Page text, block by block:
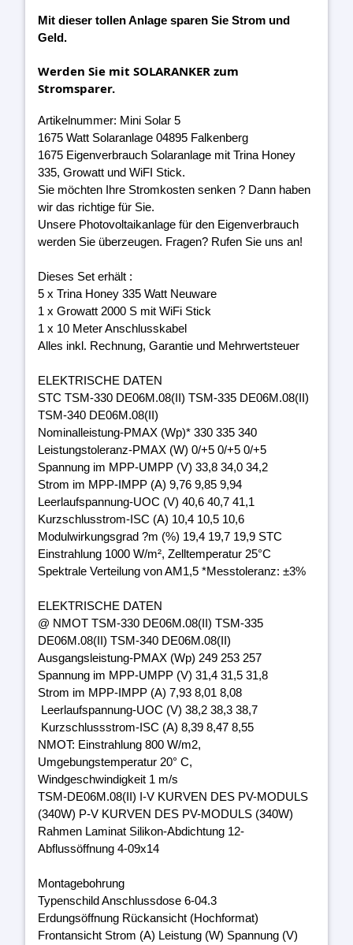
Mit dieser tollen Anlage sparen Sie Strom und
Geld.
Werden Sie mit SOLARANKER zum
Stromsparer.
Artikelnummer: Mini Solar 5
1675 Watt Solaranlage 04895 Falkenberg
1675 Eigenverbrauch Solaranlage mit Trina Honey
335, Growatt und WiFI Stick.
Sie möchten Ihre Stromkosten senken ? Dann haben
wir das richtige für Sie.
Unsere Photovoltaikanlage für den Eigenverbrauch
werden Sie überzeugen. Fragen? Rufen Sie uns an!
Dieses Set erhält :
5 x Trina Honey 335 Watt Neuware
1 x Growatt 2000 S mit WiFi Stick
1 x 10 Meter Anschlusskabel
Alles inkl. Rechnung, Garantie und Mehrwertsteuer
ELEKTRISCHE DATEN
STC TSM-330 DE06M.08(II) TSM-335 DE06M.08(II)
TSM-340 DE06M.08(II)
Nominalleistung-PMAX (Wp)* 330 335 340
Leistungstoleranz-PMAX (W) 0/+5 0/+5 0/+5
Spannung im MPP-UMPP (V) 33,8 34,0 34,2
Strom im MPP-IMPP (A) 9,76 9,85 9,94
Leerlaufspannung-UOC (V) 40,6 40,7 41,1
Kurzschlusstrom-ISC (A) 10,4 10,5 10,6
Modulwirkungsgrad ?m (%) 19,4 19,7 19,9 STC
Einstrahlung 1000 W/m², Zelltemperatur 25°C
Spektrale Verteilung von AM1,5 *Messtoleranz: ±3%
ELEKTRISCHE DATEN
@ NMOT TSM-330 DE06M.08(II) TSM-335
DE06M.08(II) TSM-340 DE06M.08(II)
Ausgangsleistung-PMAX (Wp) 249 253 257
Spannung im MPP-UMPP (V) 31,4 31,5 31,8
Strom im MPP-IMPP (A) 7,93 8,01 8,08
Leerlaufspannung-UOC (V) 38,2 38,3 38,7
Kurzschlussstrom-ISC (A) 8,39 8,47 8,55
NMOT: Einstrahlung 800 W/m2,
Umgebungstemperatur 20° C,
Windgeschwindigkeit 1 m/s
TSM-DE06M.08(II) I-V KURVEN DES PV-MODULS
(340W) P-V KURVEN DES PV-MODULS (340W)
Rahmen Laminat Silikon-Abdichtung 12-
Abflussöffnung 4-09x14
Montagebohrung
Typenschild Anschlussdose 6-04.3
Erdungsöffnung Rückansicht (Hochformat)
Frontansicht Strom (A) Leistung (W) Spannung (V)